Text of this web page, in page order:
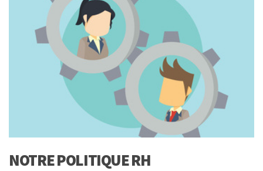
NOTRE POLITIQUE RH